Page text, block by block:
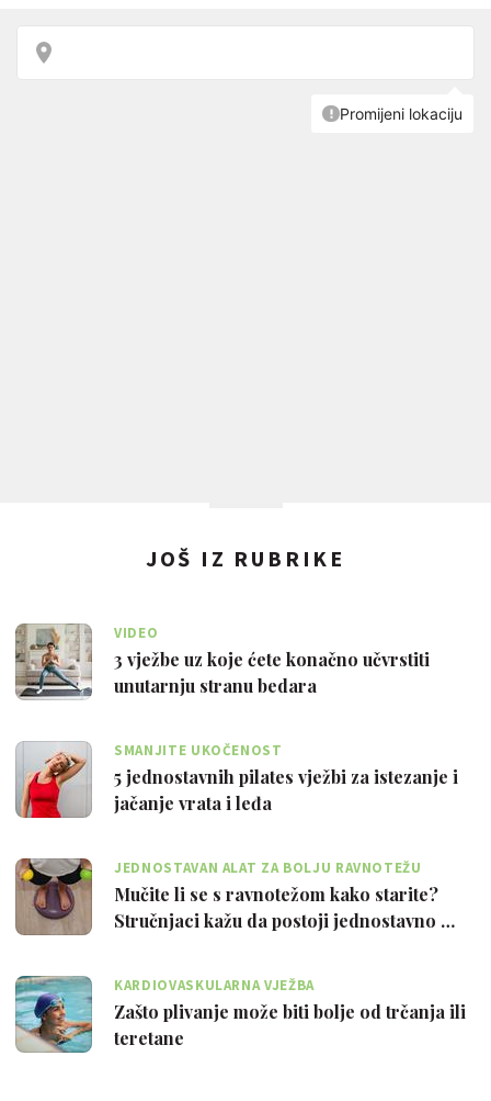
JOŠ IZ RUBRIKE
VIDEO
3 vježbe uz koje ćete konačno učvrstiti
unutarnju stranu bedara
SMANJITE UKOČENOST
5 jednostavnih pilates vježbi za istezanje i
jačanje vrata i leđa
JEDNOSTAVAN ALAT ZA BOLJU RAVNOTEŽU
Mučite li se s ravnotežom kako starite?
Stručnjaci kažu da postoji jednostavno …
KARDIOVASKULARNA VJEŽBA
Zašto plivanje može biti bolje od trčanja ili
teretane